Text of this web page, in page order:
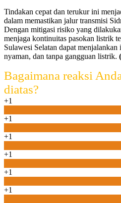
Tindakan cepat dan terukur ini
dalam memastikan jalur transmisi
Dengan mitigasi risiko yang
menjaga kontinuitas pasokan listrik
Sulawesi Selatan dapat menjalankan
nyaman, dan tanpa gangguan listrik.
Bagaimana reaksi
diatas?
+1
+1
+1
+1
+1
+1